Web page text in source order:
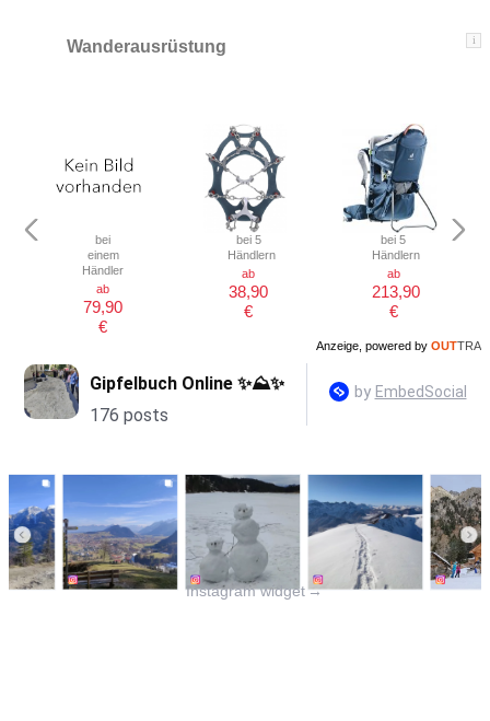
i
Wanderausrüstung
bei
einem
Händler
ab
79,90
€
bei 5
Händlern
ab
38,90
€
bei 5
Händlern
ab
213,90
€
Anzeige, powered by OUTTRA
Instagram widget →